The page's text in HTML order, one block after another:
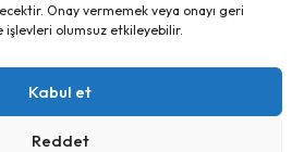
Onay vermemek veya onayı geri
işlevleri olumsuz etkileyebilir.
Kabul et
Reddet
Ne Anlatıyor?